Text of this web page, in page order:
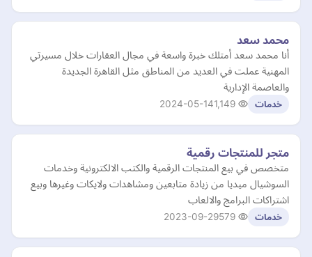
محمد سعد
أنا محمد سعد أمتلك خبرة واسعة في مجال العقارات خلال مسيرتي
المهنية عملت في العديد من المناطق مثل القاهرة الجديدة
والعاصمة الإدارية
خدمات 2024-05-14
متجر للمنتجات رقمية
متخصص في بيع المنتجات الرقمية والكتب الالكترونية وخدمات
السوشيال ميديا من زيادة متابعين ومشاهدات ولايكات وغيرها وبيع
اشتراكات البرامج والالعاب
خدمات 2023-09-29